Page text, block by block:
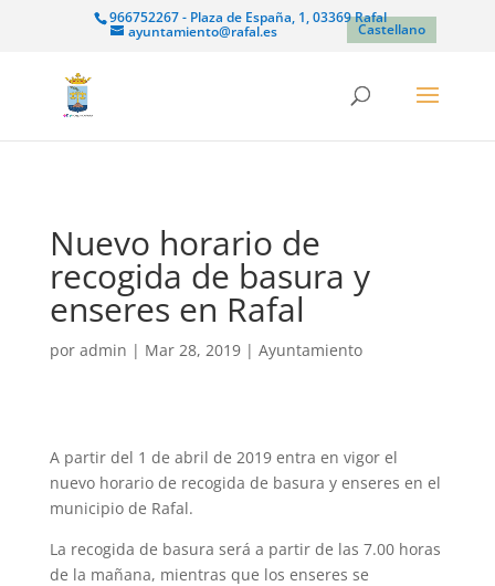
966752267 - Plaza de España, 1, 03369 Rafal
ayuntamiento@rafal.es Castellano
Nuevo horario de
recogida de basura y
enseres en Rafal
por admin | Mar 28, 2019| Ayuntamiento
A partir del 1 de abril de 2019 entra en vigor el
nuevo horario de recogida de basura y enseres en el
municipio de Rafal.
La recogida de basura será a partir de las 7.00 horas
de la mañana, mientras que los enseres se